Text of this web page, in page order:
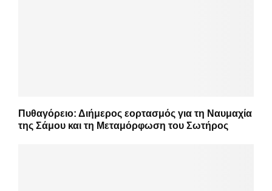
Πυθαγόρειο: Διήμερος εορτασμός για τη Ναυμαχία
της Σάμου και τη Μεταμόρφωση του Σωτήρος